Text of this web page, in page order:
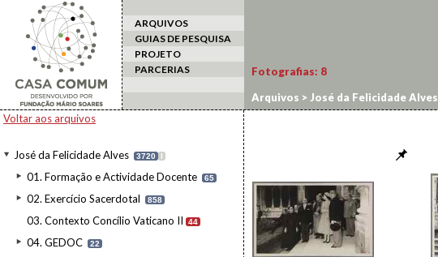
ARQUIVOS
GUIAS DE PESQUISA
PROJETO
PARCERIAS
Voltar aos arquivos
José da Felicidade Alves 3720 I
01. Formação e Actividade Docente 65
02. Exercício Sacerdotal 858
03. Contexto Concílio Vaticano II 44
04. GEDOC 22
Fotografias: 8
Arquivos > José da Felicidade Alves